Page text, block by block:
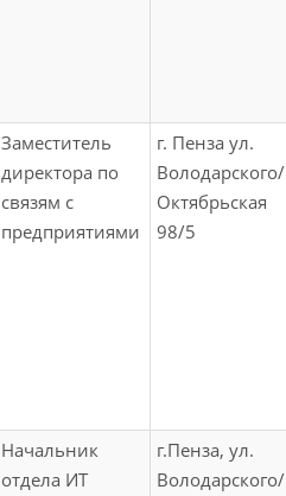
Заместитель
директора по
связям с
предприятиями
г. Пенза ул.
Володарского/
Октябрьская
98/5
Начальник
отдела ИТ
г.Пенза, ул.
Володарского/